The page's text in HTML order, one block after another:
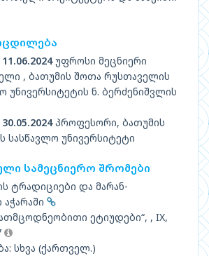
უფროსი მეცნიერი
, ბათუმის შოთა რუსთაველის
უნივერსიტეტის ნ. ბერძენიშვლის
პროფესორი, ბათუმის
სასწავლო უნივერსიტეტი
სამეცნიერო შრომები
ტრადიციები და მარან-
ეტიუდები“, , IX,
სხვა (ქართველ.)